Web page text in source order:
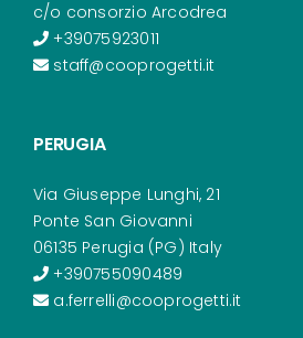
c/o consorzio Arcodrea
+39075923011
staff@cooprogetti.it
PERUGIA
Via Giuseppe Lunghi, 21
Ponte San Giovanni
06135 Perugia (PG) Italy
+390755090489
a.ferrelli@cooprogetti.it